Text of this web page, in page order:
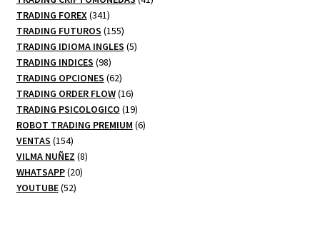
TRADING FOREX 341341
productos
TRADING FUTUROS 155155
productos
TRADING IDIOMA INGLES 55
TRADING INDICES 9898
productos
TRADING OPCIONES 6262
productos
TRADING ORDER FLOW 1616
productos
TRADING PSICOLOGICO 1919
productos
ROBOT TRADING PREMIUM 66
VENTAS 154154
productos
VILMA NUÑEZ 88
WHATSAPP 2020
YOUTUBE 5252